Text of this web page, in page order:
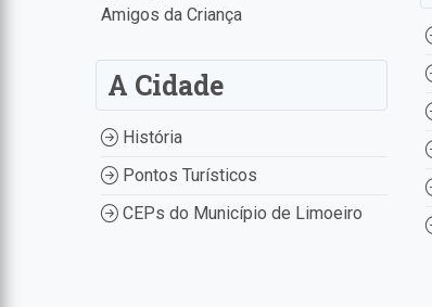
Amigos da Criança
A Cidade
História
Pontos Turísticos
CEPs do Município de Limoeiro